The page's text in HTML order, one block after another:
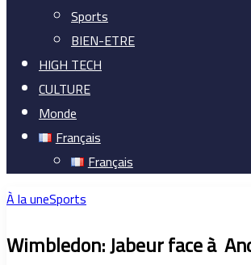
Sports
BIEN-ETRE
HIGH TECH
CULTURE
Monde
Français
Français
À la uneSports
Wimbledon: Jabeur face à